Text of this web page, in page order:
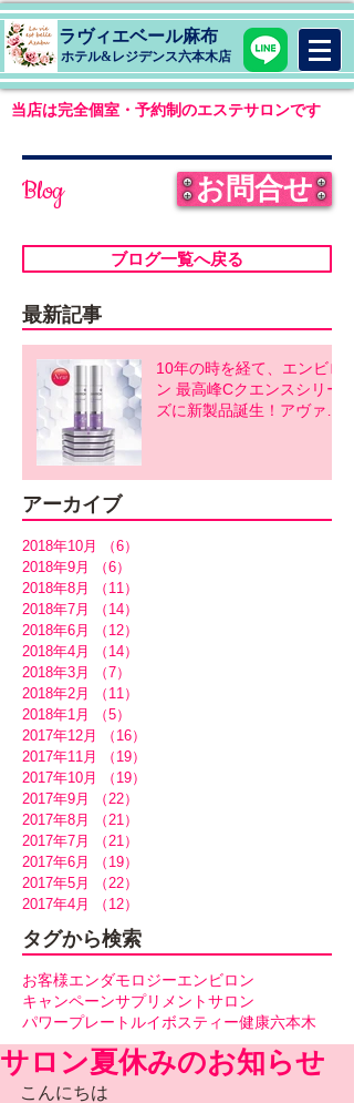
ラヴィエベール麻布
​ホテル&レジデンス六本木店
当店は完全個室・予約制のエステサロンです
Blog お問合せ
ブログ一覧へ戻る
最新記事
10年の時を経て、エンビロ
ン 最高峰Cクエンスシリー
ズに新製品誕生！アヴァン
アーカイブ
2018年10月 （6）
2018年9月
（6）
2018年8月
（11）
2018年7月
（14）
2018年6月
（12）
2018年4月
（14）
2018年3月
（7）
2018年2月
（11）
2018年1月
（5）
2017年12月
（16）
2017年11月
（19）
2017年10月
（19）
2017年9月
（22）
2017年8月
（21）
2017年7月
（21）
2017年6月
（19）
2017年5月
（22）
2017年4月
（12）
タグから検索
お客様エンダモロジーエンビロン
キャンペーンサプリメントサロン
パワープレート ルイボスティー健康六本木
サロン夏休みのお知らせ
こんにちは